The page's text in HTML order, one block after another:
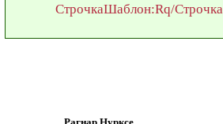
СтрочкаШаблон:Rq/Строчка